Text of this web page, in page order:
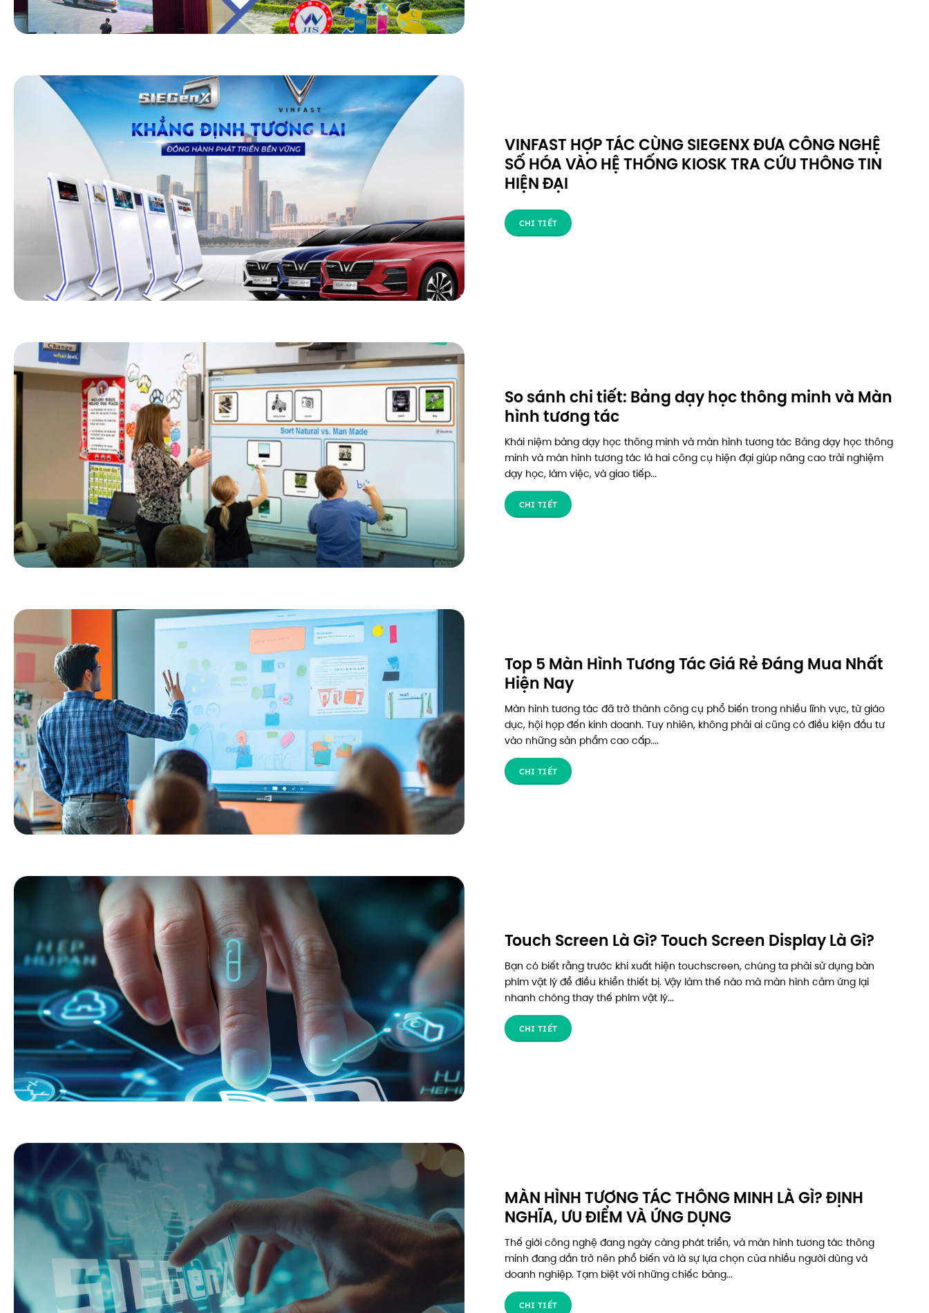
VINFAST HỢP TÁC CÙNG SIEGENX ĐƯA CÔNG NGHỆ
SỐ HÓA VÀO HỆ THỐNG KIOSK TRA CỨU THÔNG TIN
HIỆN ĐẠI
CHI TIẾT
So sánh chi tiết: Bảng dạy học thông minh và Màn
hình tương tác
Khái niệm bảng dạy học thông minh và màn hình tương tác Bảng dạy học thông
minh và màn hình tương tác là hai công cụ hiện đại giúp nâng cao trải nghiệm
dạy học, làm việc, và giao tiếp...
CHI TIẾT
Top 5 Màn Hình Tương Tác Giá Rẻ Đáng Mua Nhất
Hiện Nay
Màn hình tương tác đã trở thành công cụ phổ biến trong nhiều lĩnh vực, từ giáo
dục, hội họp đến kinh doanh. Tuy nhiên, không phải ai cũng có điều kiện đầu tư
vào những sản phẩm cao cấp....
CHI TIẾT
Touch Screen Là Gì? Touch Screen Display Là Gì?
Bạn có biết rằng trước khi xuất hiện touchscreen, chúng ta phải sử dụng bàn
phím vật lý để điều khiển thiết bị. Vậy làm thế nào mà màn hình cảm ứng lại
nhanh chóng thay thế phím vật lý...
CHI TIẾT
MÀN HÌNH TƯƠNG TÁC THÔNG MINH LÀ GÌ? ĐỊNH
NGHĨA, ƯU ĐIỂM VÀ ỨNG DỤNG
Thế giới công nghệ đang ngày càng phát triển, và màn hình tương tác thông
minh đang dần trở nên phổ biến và là sự lựa chọn của nhiều người dùng và
doanh nghiệp. Tạm biệt với những chiếc bảng...
CHI TIẾT